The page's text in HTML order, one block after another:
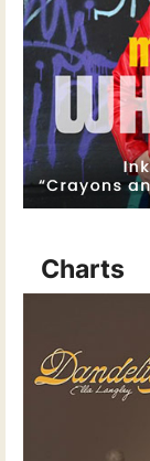
Charts